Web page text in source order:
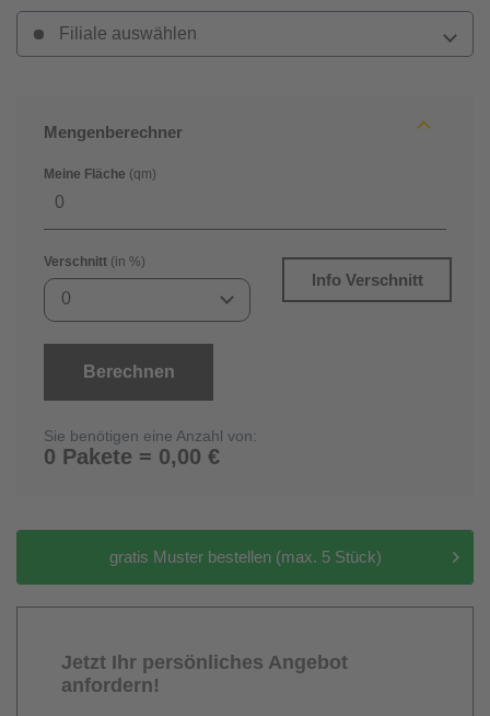
Filiale auswählen
Mengenberechner
Meine Fläche (qm)
Verschnitt (in %)
0
Info Verschnitt
Berechnen
Sie benötigen eine Anzahl von:
0 Pakete = 0,00 €
gratis Muster bestellen (max. 5 Stück)
Jetzt Ihr persönliches Angebot
anfordern!